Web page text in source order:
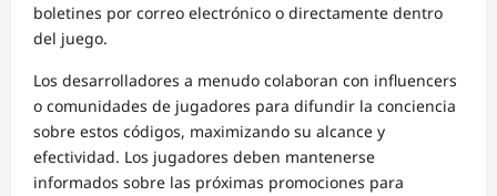
boletines por correo electrónico o directamente dentro
del juego.
Los desarrolladores a menudo colaboran con influencers
o comunidades de jugadores para difundir la conciencia
sobre estos códigos, maximizando su alcance y
efectividad. Los jugadores deben mantenerse
informados sobre las próximas promociones para